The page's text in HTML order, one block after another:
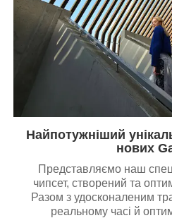
Найпотужніший
нових
Представляємо наш
чипсет, створений та
Разом з удосконаленим
реальному часі й